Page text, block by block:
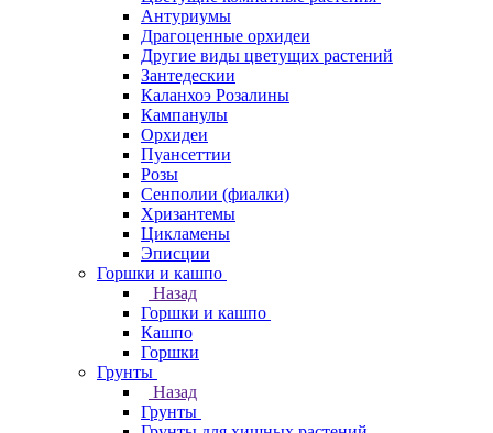
Антуриумы
Драгоценные орхидеи
Другие виды цветущих растений
Зантедескии
Каланхоэ Розалины
Кампанулы
Орхидеи
Пуансеттии
Розы
Сенполии (фиалки)
Хризантемы
Цикламены
Эписции
Горшки и кашпо
Назад
Горшки и кашпо
Кашпо
Горшки
Грунты
Назад
Грунты